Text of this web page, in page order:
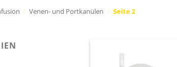
/ Venen- und Portkanülen / Seite 2